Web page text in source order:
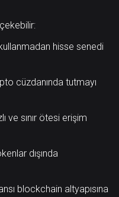
hisse senedi
cüzdanında tutmayı
ve sınır ötesi erişim
dışında
blockchain altyapısına